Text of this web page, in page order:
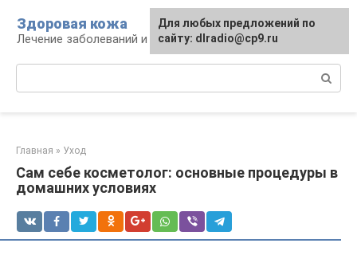
контенту
Здоровая кожа
Лечение заболеваний и уход за кожей
Главная » Уход
Сам себе косметолог: основные процедуры в
домашних условиях
Для любых предложений по
сайту: dlradio@cp9.ru